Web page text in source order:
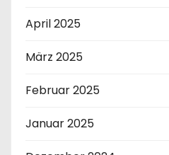
April 2025
März 2025
Februar 2025
Januar 2025